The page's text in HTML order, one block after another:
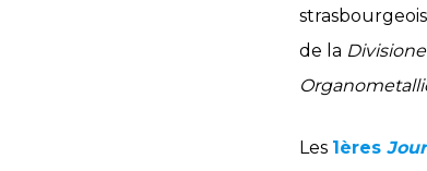
de la
Les 1ères